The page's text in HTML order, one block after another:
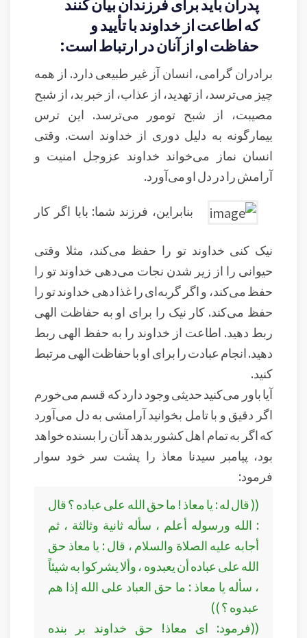
که اطاعت از خداوند با تأیید و
حفاظت او از آنان در ارتباط است:
برادران گرامی، انسان آز غیر طبیعی دارد. از همه
چیز می‌ترسد، از تهدید، از عذاب، از خبر بد، از شبح
مصیبت، از شبح تومور می‌ترسد. این ترس
بیمارگونه به دلیل دوری از خداوند است. وقتی
انسان نماز می‌خواند خداوند عزوجل امنیت و
آرامش را در دل او می‌آورد.
بنابراین، فرزند شما: بابا اگر کار
نیک کنی خداوند تو را حفظ می‌کند، مثلا وقتی
حیوانی را از زیر شدن نجات می‌دهی خداوند تو را
حفظ می‌کند، و اگر گربه‌ای را غذا دهی خداوند تو را
حفظ می‌کند. کار نیک را برای او به حفاظت الهی
ربط دهید. اطاعت از خداوند را به حفظ الهی ربط
دهید. انجام عبادت را برای او با حفاظت الهی مرتبط
کنید.
آیا باور می‌کنید حدیثی وجود دارد که قسم می‌خورم
اگر دقیق و با تامل بخوانید آرامشی به دل می‌آورد
که اگر به تمام اهل کشور بدهد آنان را بسنده خواهد
بود، پیامبر سیدنا معاذ را پشت سر خود سوار
فرمود:
(( قال له : يا معاذ ! ما حق الله على عباده ؟ قال
: الله ورسوله أعلم ، سأله ثانية وثالثة ، ثم
أجابه عليه الصلاة والسلام ، قال : يا معاذ حق
الله على عباده أن يعبدوه ، وألا يشركوا به شيئاً
، سأله يا معاذ : ما حق العباد على الله إذا هم
عبدوه ؟ ))
((فرمود: ای معاذ! حق خداوند بر بنده